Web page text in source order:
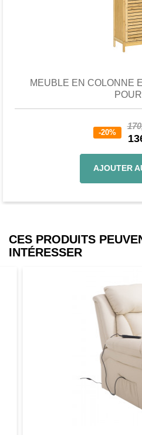
- Livraison effectuée
MEUBLE EN COLONNE
-20%
AJOUTER
Favori
CES PRODUITS
INTÉRESSER